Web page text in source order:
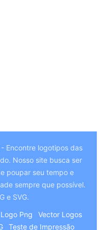
Encontre logotipos das
Nosso site busca ser
poupar seu tempo e
sempre que possível.
e SVG.
Logo Png
Vector Logos
Teste de Impressão
Italian
Hindi
German